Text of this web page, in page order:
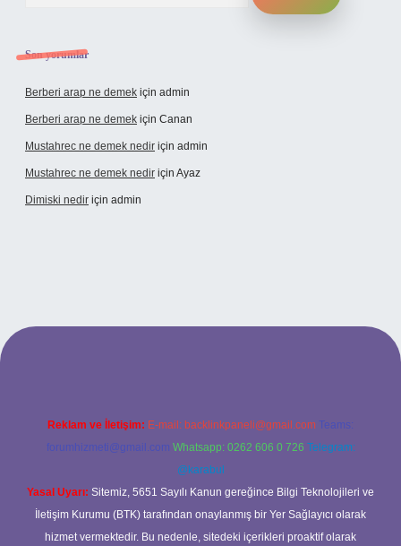
Son yorumlar
Berberi arap ne demek için admin
Berberi arap ne demek için Canan
Mustahrec ne demek nedir için admin
Mustahrec ne demek nedir için Ayaz
Dimiski nedir için admin
tulipbett.net/
Reklam ve İletişim: E-mail: backlinkpaneli@gmail.com Teams:
forumhizmeti@gmail.com Whatsapp: 0262 606 0 726 Telegram:
@karabul
Yasal Uyarı: Sitemiz, 5651 Sayılı Kanun gereğince Bilgi Teknolojileri ve
İletişim Kurumu (BTK) tarafından onaylanmış bir Yer Sağlayıcı olarak
hizmet vermektedir. Bu nedenle, sitedeki içerikleri proaktif olarak